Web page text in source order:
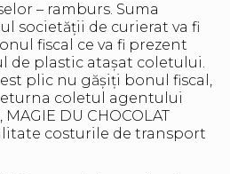
– ramburs. Suma
societății de curierat va fi
fiscal ce va fi prezent
de plastic atașat coletului.
plic nu gășiți bonul fiscal,
coletul agentului
DU CHOCOLAT
costurile de transport